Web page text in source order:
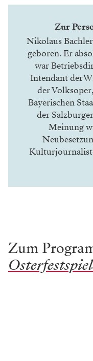
Zur
Nikolaus
geboren. Er
war
Intendant der
der
Bayerischen
der
Meinung
Zum